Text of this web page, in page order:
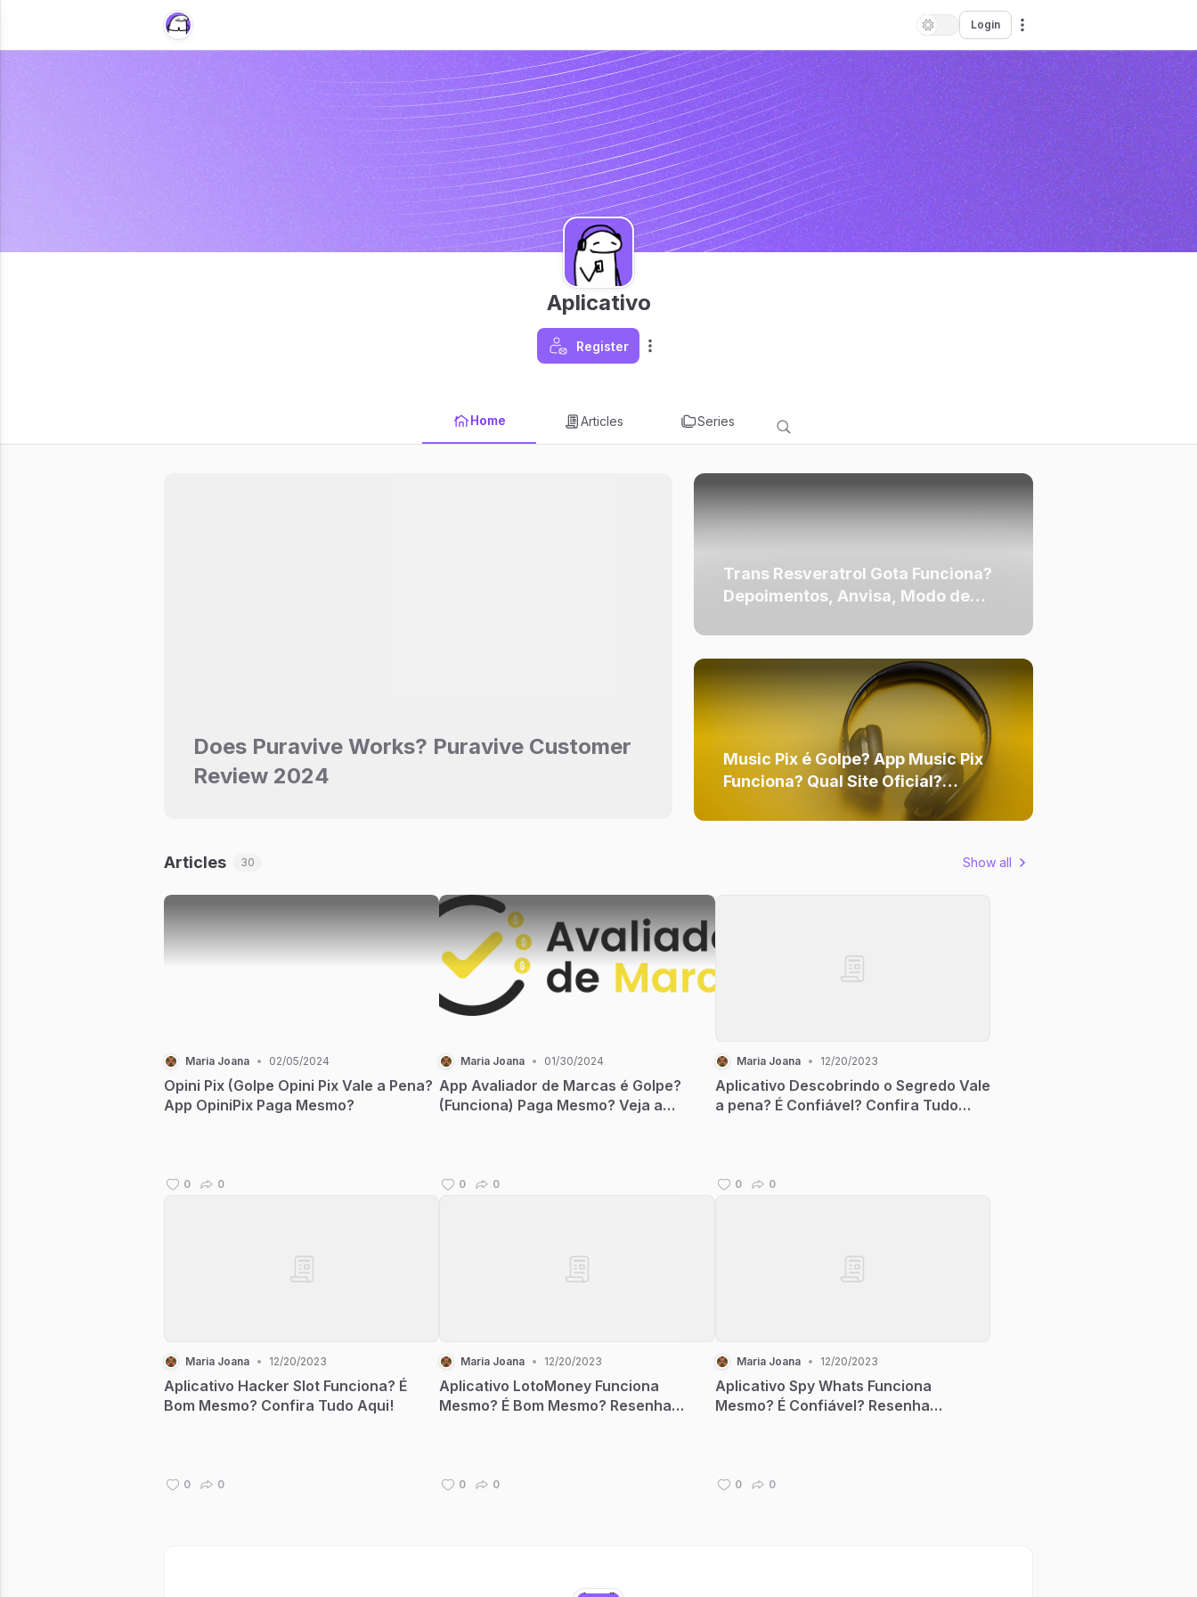
Login
Aplicativo
Register
Home Articles Series
Does Puravive Works? Puravive Customer
Review 2024
Trans Resveratrol Gota Funciona?
Depoimentos, Anvisa, Modo de
Music Pix é Golpe? App Music Pix
Funciona? Qual Site Oficial?
Depoimento 2024
Articles 30 Show all
Maria Joana • 02/05/2024
Opini Pix (Golpe Opini Pix Vale a Pena?
App OpiniPix Paga Mesmo?
0 0
Maria Joana • 01/30/2024
App Avaliador de Marcas é Golpe?
(Funciona) Paga Mesmo? Veja a
0 0
Maria Joana • 12/20/2023
Aplicativo Descobrindo o Segredo Vale
a pena? É Confiável? Confira Tudo
0 0
Maria Joana • 12/20/2023
Aplicativo Hacker Slot Funciona? É
Bom Mesmo? Confira Tudo Aqui!
0 0
Maria Joana • 12/20/2023
Aplicativo LotoMoney Funciona
Mesmo? É Bom Mesmo? Resenha
0 0
Maria Joana • 12/20/2023
Aplicativo Spy Whats Funciona
Mesmo? É Confiável? Resenha
0 0